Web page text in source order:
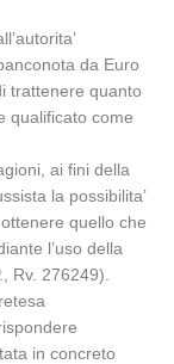
da Euro
trattenere quanto
qualificato come
ai fini della
la possibilita’
quello che
l’uso della
Rv. 276249).
in concreto